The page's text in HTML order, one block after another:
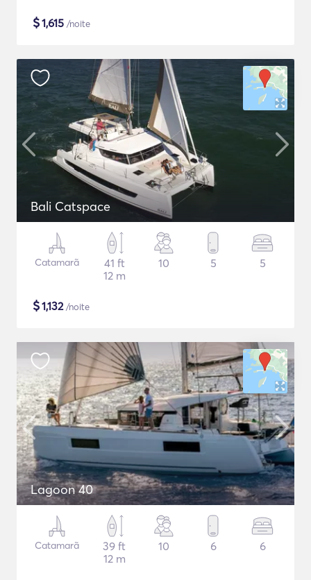
$1,615 /noite
Bali Catspace
Catamarã
41 ft
12 m
10 5 5
$1,132/noite
Lagoon 40
Catamarã
39 ft
12 m
10 6 6